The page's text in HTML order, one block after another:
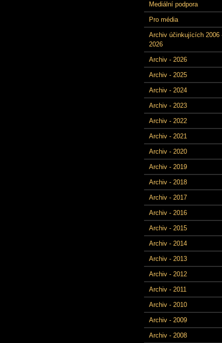
Mediální podpora
Pro média
Archiv účinkujících 2006
2026
Archiv - 2026
Archiv - 2025
Archiv - 2024
Archiv - 2023
Archiv - 2022
Archiv - 2021
Archiv - 2020
Archiv - 2019
Archiv - 2018
Archiv - 2017
Archiv - 2016
Archiv - 2015
Archiv - 2014
Archiv - 2013
Archiv - 2012
Archiv - 2011
Archiv - 2010
Archiv - 2009
Archiv - 2008